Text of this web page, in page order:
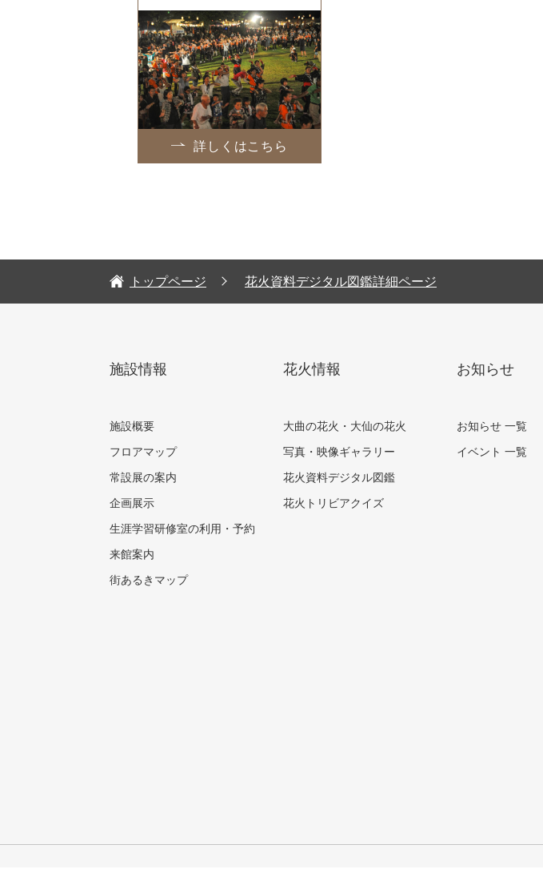
詳しくはこちら
トップページ 花火資料デジタル図鑑詳細ページ
施設情報
施設概要
フロアマップ
常設展の案内
企画展示
生涯学習研修室の利用・予約
来館案内
街あるきマップ
花火情報
大曲の花火・大仙の花火
写真・映像ギャラリー
花火資料デジタル図鑑
花火トリビアクイズ
お知らせ
お知らせ 一覧
イベント 一覧